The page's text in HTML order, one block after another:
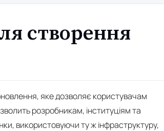
створення
яке дозволяє користувачам
розробникам, інституціям та
використовуючи ту ж інфраструктуру,